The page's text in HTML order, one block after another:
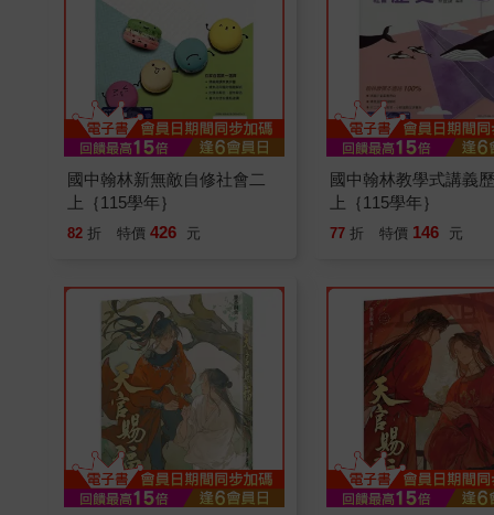
國中翰林新無敵自修社會二
上｛115學年｝
82 折 特價 426 元
國中翰林教學式講義
上｛115學年｝
77 折 特價 146 元